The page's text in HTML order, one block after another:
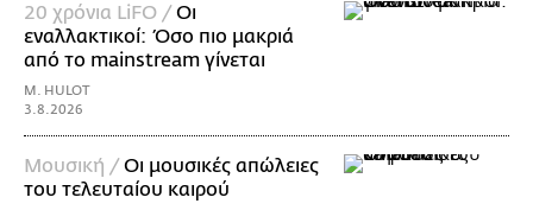
20 χρόνια LiFO /Οι
εναλλακτικοί: Όσο πιο μακριά
από το mainstream γίνεται
M. HULOT
3.8.2026
Μουσική /Οι μουσικές απώλειες
του τελευταίου καιρού